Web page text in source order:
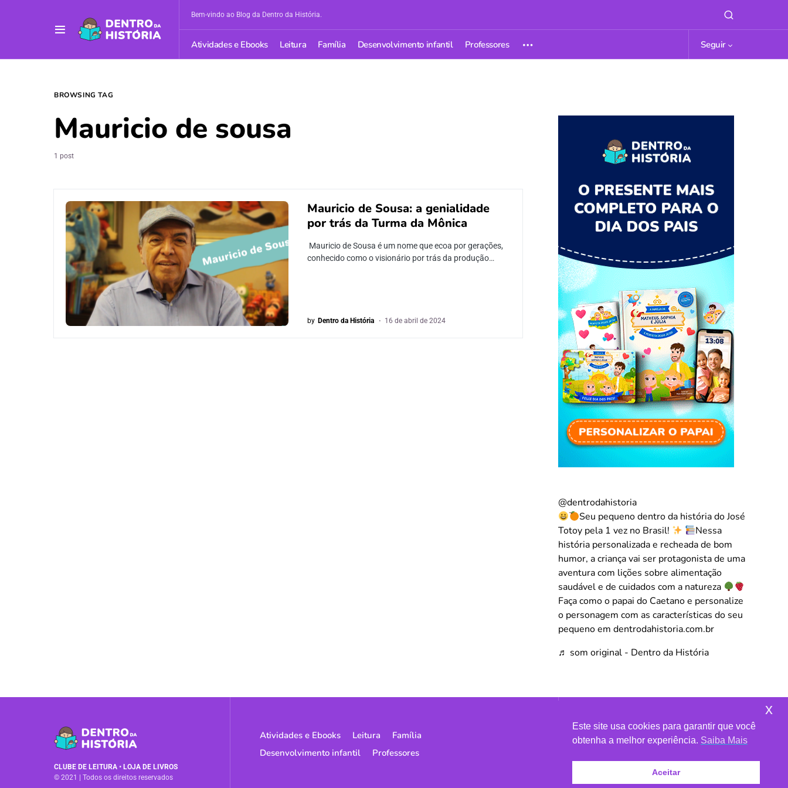
Bem-vindo ao Blog da Dentro da História.
Atividades e Ebooks Leitura Família Desenvolvimento infantil Professores Seguir
BROWSING TAG
Mauricio de sousa
1 post
Mauricio de Sousa: a genialidade
por trás da Turma da Mônica
Mauricio de Sousa é um nome que ecoa por gerações,
conhecido como o visionário por trás da produção…
by Dentro da História 16 de abril de 2024
@dentrodahistoria
Seu pequeno dentro da história do José
Totoy pela 1 vez no Brasil!
Nessa
história personalizada e recheada de bom
humor, a criança vai ser protagonista de uma
aventura com lições sobre alimentação
saudável e de cuidados com a natureza
Faça como o papai do Caetano e personalize
o personagem com as características do seu
pequeno em dentrodahistoria.com.br
♬ som original - Dentro da História
CLUBE DE LEITURA • LOJA DE LIVROS
© 2021 | Todos os direitos reservados
Atividades e Ebooks Leitura
Família
Desenvolvimento infantil
Professores
Este site usa cookies para garantir que você
obtenha a melhor experiência. Saiba Mais
Aceitar
x